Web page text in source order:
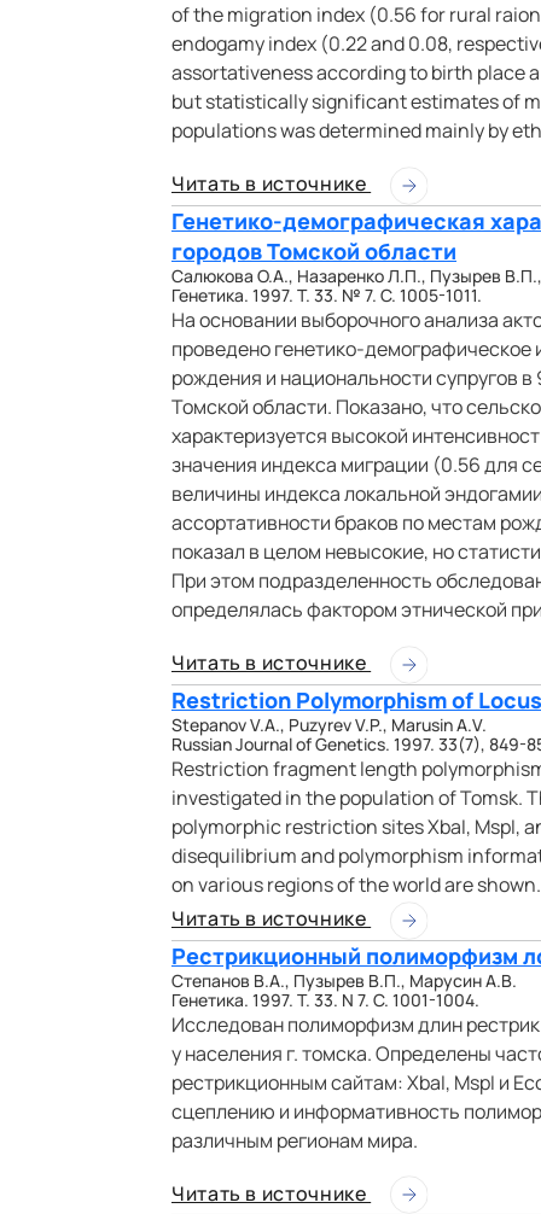
of the migration index (0.56 for rural
endogamy index (0.22 and 0.08,
assortativeness according to birth place
but statistically significant estimates of
populations was determined mainly by
Читать в источнике
Генетико-демографическая
городов Томской области
Салюкова О.А., Назаренко Л.П., Пузырев
Генетика. 1997. Т. 33. № 7. С. 1005-1011.
На основании выборочного анализа
проведено генетико-демографическое
рождения и национальности супругов
Томской области. Показано, что
характеризуется высокой
значения индекса миграции (0.56 для
величины индекса локальной
ассортативности браков по местам
показал в целом невысокие, но
При этом подразделенность
определялась фактором этнической
Читать в источнике
Restriction Polymorphism of
Stepanov V.A., Puzyrev V.P., Marusin A.V.
Russian Journal of Genetics. 1997. 33(7), 849-
Restriction fragment length
investigated in the population of Tomsk.
polymorphic restriction sites XbaI, MspI,
disequilibrium and polymorphism
on various regions of the world are shown.
Читать в источнике
Рестрикционный полиморфизм
Степанов В.А., Пузырев В.П., Марусин А.В.
Генетика. 1997. Т. 33. N 7. C. 1001-1004.
Исследован полиморфизм длин
у населения г. томска. Определены
рестрикционным сайтам: XbaI, MspI и
сцеплению и информативность
различным регионам мира.
Читать в источнике